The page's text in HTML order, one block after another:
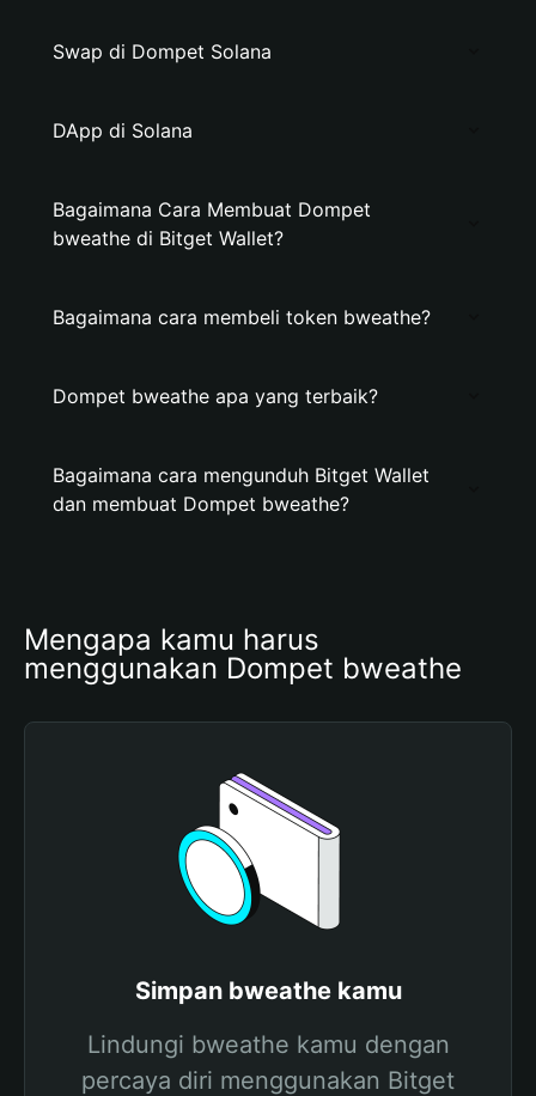
Swap di Dompet Solana
DApp di Solana
Bagaimana Cara Membuat Dompet
bweathe di Bitget Wallet?
Bagaimana cara membeli token bweathe?
Dompet bweathe apa yang terbaik?
Bagaimana cara mengunduh Bitget Wallet
dan membuat Dompet bweathe?
Mengapa kamu harus
menggunakan Dompet bweathe
Simpan bweathe kamu
Lindungi bweathe kamu dengan
percaya diri menggunakan Bitget